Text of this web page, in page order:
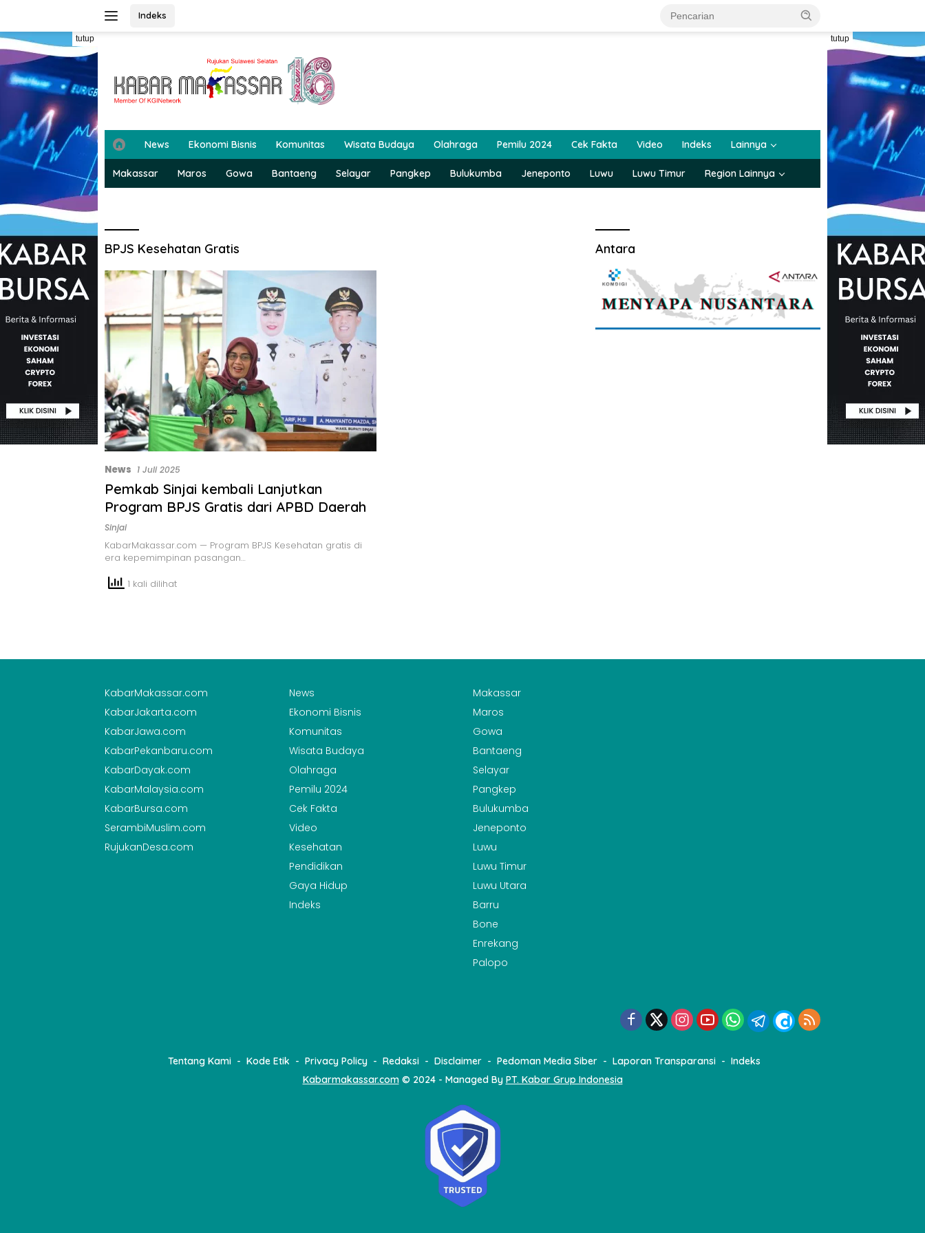
konten
Indeks
tutup tutup
H
o
m
e
News Ekonomi Bisnis Komunitas Wisata Budaya Olahraga Pemilu 2024 Cek Fakta Video Indeks Lainnya
Makassar Maros Gowa Bantaeng Selayar Pangkep Bulukumba Jeneponto Luwu Luwu Timur Region Lainnya
BPJS Kesehatan Gratis
News 1 Juli 2025
Pemkab Sinjai kembali Lanjutkan
Program BPJS Gratis dari APBD Daerah
Sinjai
KabarMakassar.com — Program BPJS Kesehatan gratis di
era kepemimpinan pasangan…
1 kali dilihat
Antara
KabarMakassar.com
KabarJakarta.com
KabarJawa.com
KabarPekanbaru.com
KabarDayak.com
KabarMalaysia.com
KabarBursa.com
SerambiMuslim.com
RujukanDesa.com
News
Ekonomi Bisnis
Komunitas
Wisata Budaya
Olahraga
Pemilu 2024
Cek Fakta
Video
Kesehatan
Pendidikan
Gaya Hidup
Indeks
Makassar
Maros
Gowa
Bantaeng
Selayar
Pangkep
Bulukumba
Jeneponto
Luwu
Luwu Timur
Luwu Utara
Barru
Bone
Enrekang
Palopo
Tentang Kami Kode Etik Privacy Policy Redaksi Disclaimer Pedoman Media Siber Laporan Transparansi
Indeks
Kabarmakassar.com© 2024 - Managed By PT. Kabar Grup Indonesia